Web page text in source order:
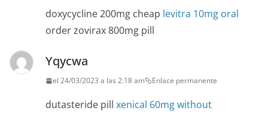
doxycycline 200mg cheap levitra 10mg oral
order zovirax 800mg pill
Yqycwa
el 24/03/2023 a las 2:18 am Enlace permanente
dutasteride pill xenical 60mg without